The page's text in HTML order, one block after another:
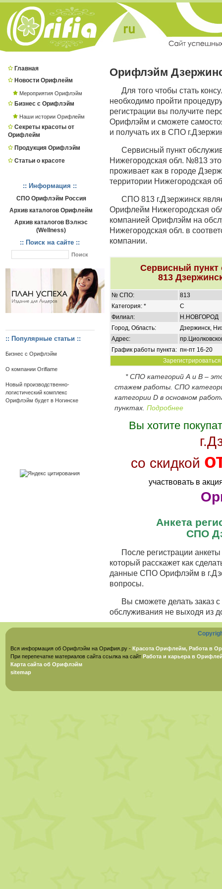
Главная
Новости Орифлейм
Мероприятия Орифлэйм
Бизнес с Орифлэйм
Наши истории Орифлейм
Секреты красоты от
Орифлейм
Продукция Орифлэйм
Статьи о красоте
:: Информация ::
СПО Орифлэйм Россия
Архив каталогов Орифлейм
Архив каталогов Вэлнэс
(Wellness)
:: Поиск на сайте ::
:: Популярные статьи ::
Бизнес с Орифлэйм
О компании Oriflame
Новый производственно-
логистический комплекс
Орифлэйм будет в Ногинске
Орифлэйм
Для того чтобы стать
необходимо пройти
регистрации вы получите
Орифлэйм и сможете
и получать их в СПО
Сервисный пункт
Нижегородская обл. №813
проживает как в городе
территории Нижегородская
СПО 813 г.Дзержинск
Орифлейм Нижегородская
компанией Орифлэйм на
Нижегородская обл. в
компании.
Сервисный
813
№ СПО:
813
Категория: *
C
Филиал:
Н.НОВГОРОД
Город, Область:
Дзержинск,
Адрес:
График работы пункта: пн-пт 16-20
* СПО категорий А и В –
стажем работы. СПО
категории D в основном
пунктах. Подробнее
Вы хотите
со скидкой
участвовать в
Анкета
СПО
После регистрации
который расскажет как
данные СПО Орифлэйм в
вопросы.
Вы сможете делать заказ
обслуживания не выходя из
Вся информация об Орифлэйм на Орифия.ру - Красота Орифлейм, Работа в
При перепечатке материалов сайта ссылка на сайт Работа и карьера в
Карта сайта об Орифлэйм
sitemap